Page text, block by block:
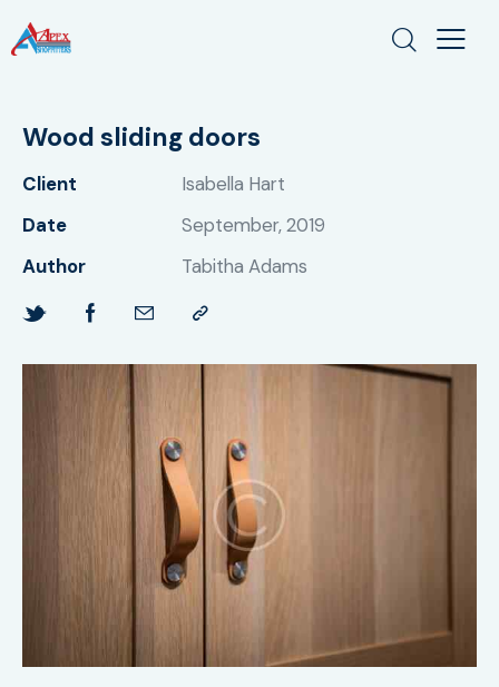
Wood sliding doors
Client
Isabella Hart
Date
September, 2019
Author
Tabitha Adams